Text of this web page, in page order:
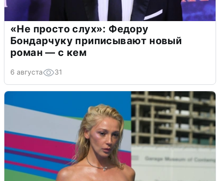
«Не просто слух»: Федору
Бондарчуку приписывают новый
роман — с кем
6 августа 31